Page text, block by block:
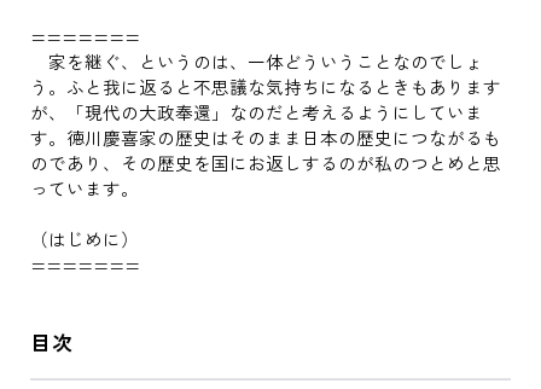
=======
家を継ぐ、というのは、一体どういうことなのでしょ
う。ふと我に返ると不思議な気持ちになるときもあります
が、「現代の大政奉還」なのだと考えるようにしていま
す。徳川慶喜家の歴史はそのまま日本の歴史につながるも
のであり、その歴史を国にお返しするのが私のつとめと思
っています。
（はじめに）
=======
目次